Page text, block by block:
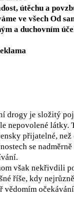
útěchu a
ve všech Od
a duchovním
drogy je složitý
nepovolené látky.
přijatelné,
se
však nekřivdili
říše, kdy
vědomím